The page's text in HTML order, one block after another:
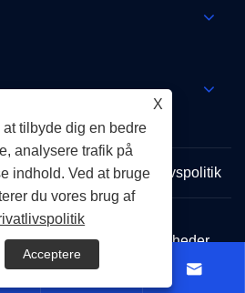
RSS XML Privatlivspolitik
Flame Group Alle rettigheder
forbeholdes. 
X
tilbyde dig en bedre
analysere trafik på
indhold. Ved at bruge
du vores brug af
Acceptere